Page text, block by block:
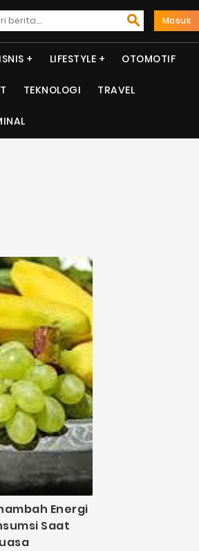
Masuk
LIFESTYLE OTOMOTIF
TEKNOLOGI TRAVEL
Energi
Saat